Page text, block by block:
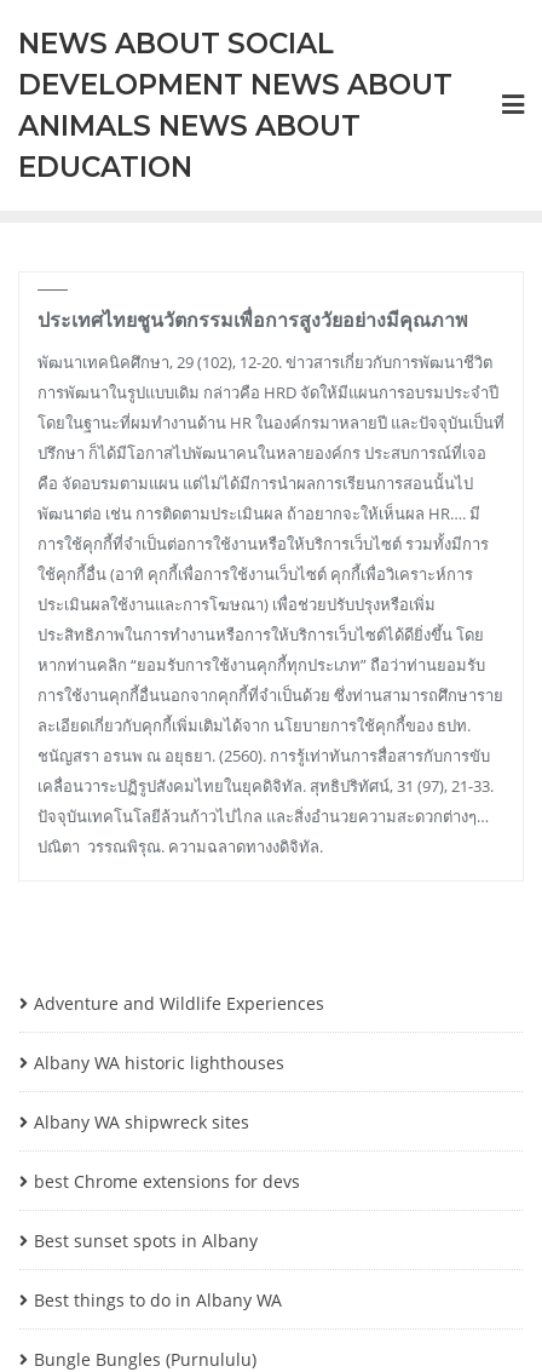
content
NEWS ABOUT SOCIAL
DEVELOPMENT NEWS ABOUT
ANIMALS NEWS ABOUT
EDUCATION
ประเทศไทยชูนวัตกรรมเพื่อการสูงวัยอย่างมีคุณภาพ
พัฒนาเทคนิคศึกษา, 29 (102), 12-20. ข่าวสารเกี่ยวกับการพัฒนาชีวิต
การพัฒนาในรูปแบบเดิม กล่าวคือ HRD จัดให้มีแผนการอบรมประจำปี
โดยในฐานะที่ผมทำงานด้าน HR ในองค์กรมาหลายปี และปัจจุบันเป็นที่
ปรึกษา ก็ได้มีโอกาสไปพัฒนาคนในหลายองค์กร ประสบการณ์ที่เจอ
คือ จัดอบรมตามแผน แต่ไม่ได้มีการนำผลการเรียนการสอนนั้นไป
พัฒนาต่อ เช่น การติดตามประเมินผล ถ้าอยากจะให้เห็นผล HR…. มี
การใช้คุกกี้ที่จำเป็นต่อการใช้งานหรือให้บริการเว็บไซต์ รวมทั้งมีการ
ใช้คุกกี้อื่น (อาทิ คุกกี้เพื่อการใช้งานเว็บไซต์ คุกกี้เพื่อวิเคราะห์การ
ประเมินผลใช้งานและการโฆษณา) เพื่อช่วยปรับปรุงหรือเพิ่ม
ประสิทธิภาพในการทำงานหรือการให้บริการเว็บไซต์ได้ดียิ่งขึ้น โดย
หากท่านคลิก “ยอมรับการใช้งานคุกกี้ทุกประเภท” ถือว่าท่านยอมรับ
การใช้งานคุกกี้อื่นนอกจากคุกกี้ที่จำเป็นด้วย ซึ่งท่านสามารถศึกษาราย
ละเอียดเกี่ยวกับคุกกี้เพิ่มเติมได้จาก นโยบายการใช้คุกกี้ของ ธปท.
ชนัญสรา อรนพ ณ อยุธยา. (2560). การรู้เท่าทันการสื่อสารกับการขับ
เคลื่อนวาระปฏิรูปสังคมไทยในยุคดิจิทัล. สุทธิปริทัศน์, 31 (97), 21-33.
ปัจจุบันเทคโนโลยีล้วนก้าวไปไกล และสิ่งอำนวยความสะดวกต่างๆ…
ปณิตา วรรณพิรุณ. ความฉลาดทางงดิจิทัล.
Adventure and Wildlife Experiences
Albany WA historic lighthouses
Albany WA shipwreck sites
best Chrome extensions for devs
Best sunset spots in Albany
Best things to do in Albany WA
Bungle Bungles (Purnululu)